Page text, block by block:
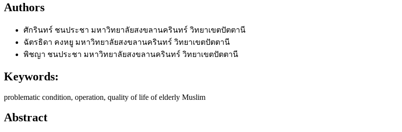
Authors
ศักรินทร์ ชนประชา มหาวิทยาลัยสงขลานครินทร์ วิทยาเขตปัตตานี
ฉัตรธิดา คงหยู มหาวิทยาลัยสงขลานครินทร์ วิทยาเขตปัตตานี
พิชญา ชนประชา มหาวิทยาลัยสงขลานครินทร์ วิทยาเขตปัตตานี
Keywords:
problematic condition, operation, quality of life of elderly Muslim
Abstract